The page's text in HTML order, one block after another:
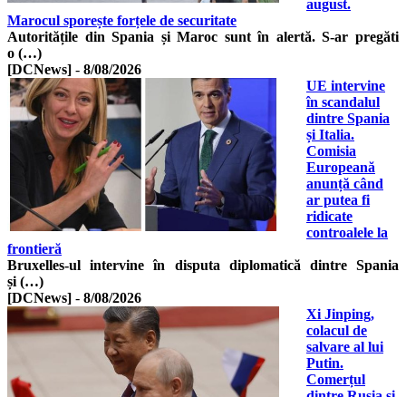
august.
Marocul sporește forțele de securitate
Autoritățile din Spania și Maroc sunt în alertă. S-ar pregăti
o (…)
[DCNews] - 8/08/2026
UE intervine
în scandalul
dintre Spania
și Italia.
Comisia
Europeană
anunță când
ar putea fi
ridicate
controalele la
frontieră
Bruxelles-ul intervine în disputa diplomatică dintre Spania
și (…)
[DCNews] - 8/08/2026
Xi Jinping,
colacul de
salvare al lui
Putin.
Comerțul